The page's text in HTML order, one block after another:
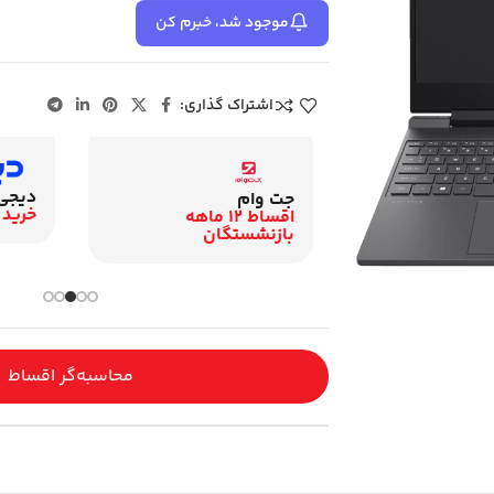
موجود شد، خبرم کن
اشتراک گذاری:
اقساط 12 ماهه
جت وام
اقساط 12 ماهه
بازنشستگان
محاسبه‌گر اقساط